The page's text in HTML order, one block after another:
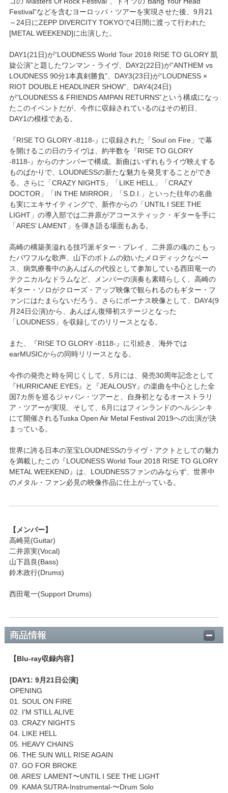
Festival”などを含むヨーロッパ・ツアーを実現させた後、9月21
～24日にZEPP DIVERCITY TOKYOで4日間に渡って行われた
[METAL WEEKEND]に出演した。
DAY1(21日)が“LOUDNESS World Tour 2018 RISE TO GLORY 凱
旋公演”と題したワンマン・ライヴ、DAY2(22日)が“ANTHEM vs
LOUDNESS 90分1本真剣勝負”、DAY3(23日)が“LOUDNESS ×
RIOT DOUBLE HEADLINER SHOW”、DAY4(24日)
が“LOUDNESS & FRIENDS AMPAN RETURNS”という構成になっ
たこのイベントだが、今作に収録されているのはその初日、
DAY1の模様である。
『RISE TO GLORY -8118-』に収録された「Soul on Fire」で幕
を開けるこの日のライヴは、約半数を『RISE TO GLORY
-8118-』からのナンバーで構成。新曲はいずれもライヴ映えする
ものばかりで、LOUDNESSの新たな魅力を発見することができ
る。さらに「CRAZY NIGHTS」「LIKE HELL」「CRAZY
DOCTOR」「IN THE MIRROR」「S.D.I.」といった往年の名曲
も実にエキサイティングで、新作からの「UNTIL I SEE THE
LIGHT」の導入部では二井原がアコースティック・ギターを手に
「ARES’ LAMENT」を弾き語る場面もある。
高崎の構築美溢れる技巧派ギター・プレイ、二井原の魂のこもっ
たパワフルな歌声、山下のボトムの効いたメロディックなベー
ス、病気療養中のあんぱんの代役として参加している西田竜一の
テクニカルなドラムなど、メンバーの演奏も素晴らしく、高崎の
ギター・ソロがクローズ・アップ映像で観られるのもギター・フ
ァンにはたまらないだろう。さらにボーナス映像として、DAY4(9
月24日公演)から、あんぱん復帰初ステージとなった
「LOUDNESS」を収録してのリリースとなる。
また、『RISE TO GLORY -8118-』に引続き、海外では
earMUSICからの同時リリースとなる。
今作の発売と時を同じくして、5月には、発売30周年記念として
『HURRICANE EYES』と『JEALOUSY』の楽曲を中心とした全
国7カ所を巡るジャパン・ツアーと、自身初となるオーストラリ
ア・ツアーが実現、そして、6月にはフィンランドのヘルシンキ
にて開催されるTuska Open Air Metal Festival 2019への出演が決
まっている。
世界に誇る日本の至宝LOUDNESSのライヴ・アクトとしての魅力
を満載したこの『LOUDNESS World Tour 2018 RISE TO GLORY
METAL WEEKEND』は、LOUDNESSファンのみならず、世界中
のメタル・ファン必見の映像作品に仕上がっている。
【メンバー】
高崎晃(Guitar)
二井原実(Vocal)
山下昌良(Bass)
鈴木政行(Drums)
西田竜一(Support Drums)
商品情報
【Blu-ray収録内容】
[DAY1: 9月21日公演]
OPENING
01. SOUL ON FIRE
02. I'M STILL ALIVE
03. CRAZY NIGHTS
04. LIKE HELL
05. HEAVY CHAINS
06. THE SUN WILL RISE AGAIN
07. GO FOR BROKE
08. ARES' LAMENT〜UNTIL I SEE THE LIGHT
09. KAMA SUTRA-Instrumental-〜Drum Solo